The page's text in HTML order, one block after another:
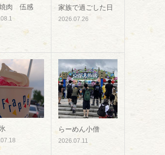
肉 伍感 家族で過ごした日
2026.07.26
らーめん小僧
2026.07.11